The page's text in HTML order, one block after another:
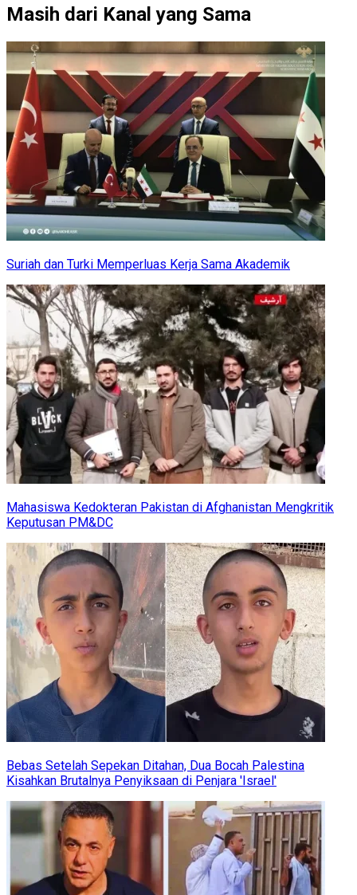
Masih dari Kanal yang Sama
Suriah dan Turki Memperluas Kerja Sama Akademik
Mahasiswa Kedokteran Pakistan di Afghanistan Mengkritik
Keputusan PM&DC
Bebas Setelah Sepekan Ditahan, Dua Bocah Palestina
Kisahkan Brutalnya Penyiksaan di Penjara 'Israel'